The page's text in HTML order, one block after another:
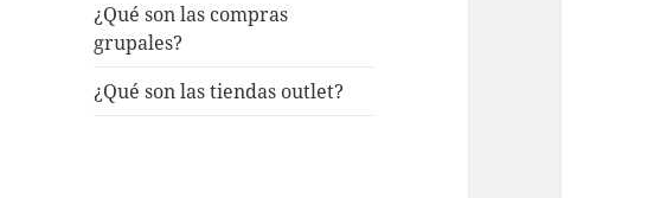
¿Qué son las compras
grupales?
¿Qué son las tiendas outlet?